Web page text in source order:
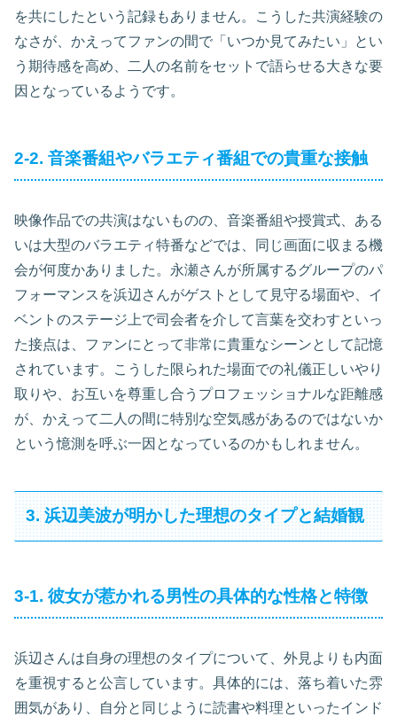
を共にしたという記録もありません。こうした共演経験の
なさが、かえってファンの間で「いつか見てみたい」とい
う期待感を高め、二人の名前をセットで語らせる大きな要
因となっているようです。
2-2. 音楽番組やバラエティ番組での貴重な接触
映像作品での共演はないものの、音楽番組や授賞式、ある
いは大型のバラエティ特番などでは、同じ画面に収まる機
会が何度かありました。永瀬さんが所属するグループのパ
フォーマンスを浜辺さんがゲストとして見守る場面や、イ
ベントのステージ上で司会者を介して言葉を交わすといっ
た接点は、ファンにとって非常に貴重なシーンとして記憶
されています。こうした限られた場面での礼儀正しいやり
取りや、お互いを尊重し合うプロフェッショナルな距離感
が、かえって二人の間に特別な空気感があるのではないか
という憶測を呼ぶ一因となっているのかもしれません。
3. 浜辺美波が明かした理想のタイプと結婚観
3-1. 彼女が惹かれる男性の具体的な性格と特徴
浜辺さんは自身の理想のタイプについて、外見よりも内面
を重視すると公言しています。具体的には、落ち着いた雰
囲気があり、自分と同じように読書や料理といったインド